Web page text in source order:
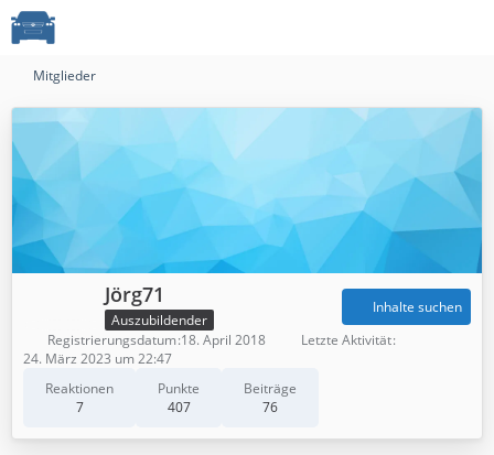
Mitglieder
Jörg71
Auszubildender
Reaktionen
7
Punkte
407
Beiträge
76
Inhalte suchen
Registrierungsdatum 18. April 2018
Letzte Aktivität
24. März 2023 um 22:47